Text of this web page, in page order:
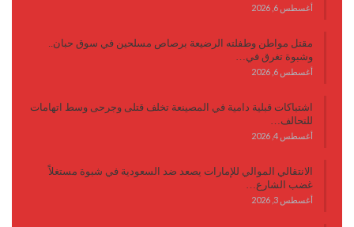
أغسطس 6, 2026
مقتل مواطن وطفلته الرضيعة برصاص مسلحين في سوق حبان..
وشبوة تغرق في…
أغسطس 6, 2026
اشتباكات قبلية دامية في المصينعة تخلف قتلى وجرحى وسط اتهامات
للتحالف…
أغسطس 4, 2026
الانتقالي الموالي للإمارات يصعد ضد السعودية في شبوة مستغلاً
غضب الشارع…
أغسطس 3, 2026